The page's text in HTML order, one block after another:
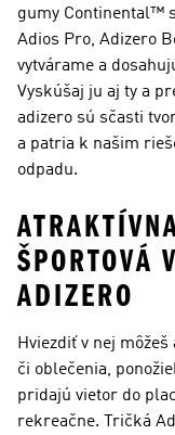
gumy Continental™
Adios Pro, Adizero
vytvárame a
Vyskúšaj ju aj ty a
adizero sú sčasti
a patria k našim
odpadu.
ŠPORTOVÁ
ADIZERO
Hviezdiť v nej
či oblečenia,
pridajú vietor do
rekreačne. Tričká